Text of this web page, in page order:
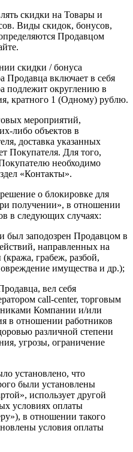
скидки на Товары и
Виды скидок, бонусов,
Продавцом
скидки / бонуса
Продавца включает в себя
подлежит округлению в
кратного 1 (Одному) рублю.
мероприятий,
либо объектов в
доставка указанных
Покупателя. Для того,
необходимо
«Контакты».
о блокировке для
получении», в отношении
в следующих случаях:
был заподозрен Продавцом в
направленных на
грабеж, разбой,
имущества и др.);
вел себя
call-center, торговым
Компании и/или
в отношении работников
различной степени
угрозы, ограничение
установлено, что
были установлены
использует другой
условиях оплаты
в отношении такого
условия оплаты